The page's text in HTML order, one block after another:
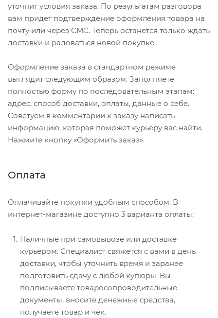
уточнит условия заказа. По результатам разговора
вам придет подтверждение оформления товара на
почту или через СМС. Теперь останется только ждать
доставки и радоваться новой покупке.
Оформление заказа в стандартном режиме
выглядит следующим образом. Заполняете
полностью форму по последовательным этапам:
адрес, способ доставки, оплаты, данные о себе.
Советуем в комментарии к заказу написать
информацию, которая поможет курьеру вас найти.
Нажмите кнопку «Оформить заказ».
Оплата
Оплачивайте покупки удобным способом. В
интернет-магазине доступно 3 варианта оплаты:
Наличные при самовывозе или доставке
курьером. Специалист свяжется с вами в день
доставки, чтобы уточнить время и заранее
подготовить сдачу с любой купюры. Вы
подписываете товаросопроводительные
документы, вносите денежные средства,
получаете товар и чек.